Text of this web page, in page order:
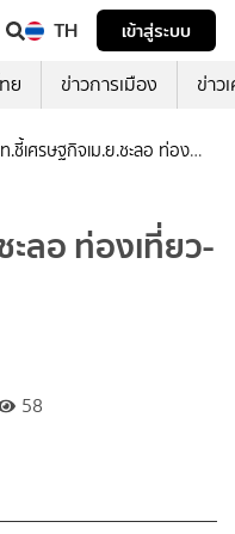
TH
เข้าสู่ระบบ
ย ข่าวการเมือง ข่าว
.ชี้เศรษฐกิจเม.ย.ชะลอ ท่อง
ะลอ ท่องเที่ยว-
58